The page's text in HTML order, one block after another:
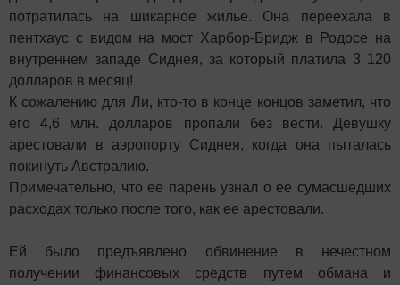
потратилась на шикарное жилье. Она переехала в
пентхаус с видом на мост Харбор-Бридж в Родосе на
внутреннем западе Сиднея, за который платила 3 120
долларов в месяц!
К сожалению для Ли, кто-то в конце концов заметил, что
его 4,6 млн. долларов пропали без вести. Девушку
арестовали в аэропорту Сиднея, когда она пыталась
покинуть Австралию.
Примечательно, что ее парень узнал о ее сумасшедших
расходах только после того, как ее арестовали.
Ей было предъявлено обвинение в нечестном
получении финансовых средств путем обмана и